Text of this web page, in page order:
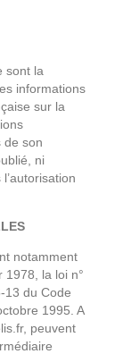
sont la
informations
sur la
de son
ni
notamment
1978, la loi n°
13 du Code
1995. A
peuvent